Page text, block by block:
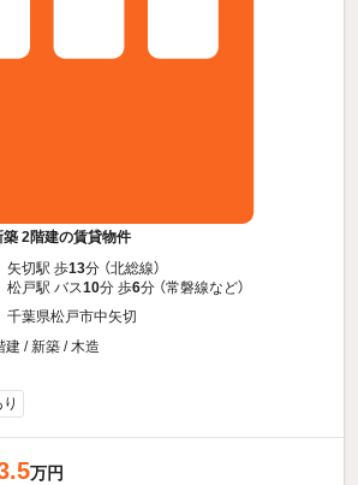
2階建の賃貸物件
矢切駅 歩13分 （北総線）
松戸駅 バス10分 歩6分 （常磐線など）
千葉県松戸市中矢切
建 / 新築 / 木造
万円